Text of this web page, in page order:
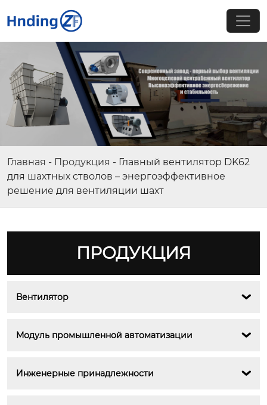
Главная - Продукция - Главный вентилятор DK62
для шахтных стволов – энергоэффективное
решение для вентиляции шахт
ПРОДУКЦИЯ
Вентилятор 
Модуль промышленной автоматизации 
Инженерные принадлежности 